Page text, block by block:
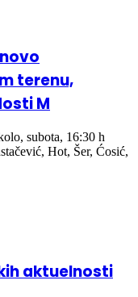
terenu,
M
subota, 16:30 h
Hot, Šer, Ćosić,
aktuelnosti